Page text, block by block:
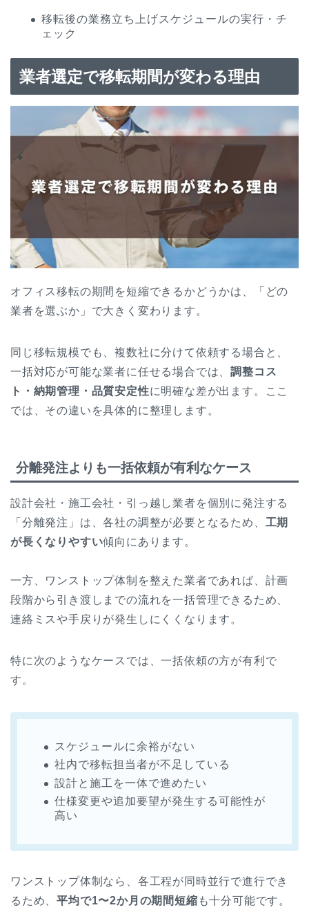
移転後の業務立ち上げスケジュールの実行・チ
ェック
業者選定で移転期間が変わる理由
オフィス移転の期間を短縮できるかどうかは、「どの
業者を選ぶか」で大きく変わります。
同じ移転規模でも、複数社に分けて依頼する場合と、
一括対応が可能な業者に任せる場合では、調整コス
ト・納期管理・品質安定性に明確な差が出ます。ここ
では、その違いを具体的に整理します。
分離発注よりも一括依頼が有利なケース
設計会社・施工会社・引っ越し業者を個別に発注する
「分離発注」は、各社の調整が必要となるため、 工期
が長くなりやすい傾向にあります。
一方、ワンストップ体制を整えた業者であれば、計画
段階から引き渡しまでの流れを一括管理できるため、
連絡ミスや手戻りが発生しにくくなります。
特に次のようなケースでは、一括依頼の方が有利で
す。
スケジュールに余裕がない
社内で移転担当者が不足している
設計と施工を一体で進めたい
仕様変更や追加要望が発生する可能性が
高い
ワンストップ体制なら、各工程が同時並行で進行でき
るため、平均で1〜2か月の期間短縮 も十分可能です。